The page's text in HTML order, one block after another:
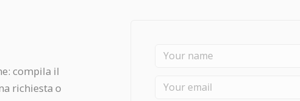
compila il
richiesta o